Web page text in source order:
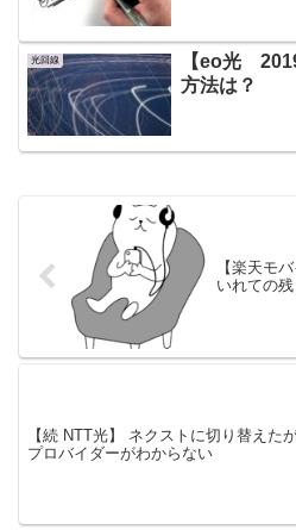
光回線
【eo光
方法は？
【楽天モ
いれての
【続 NTT光】 ネクストに切り替えたが、
プロバイダーがわからない